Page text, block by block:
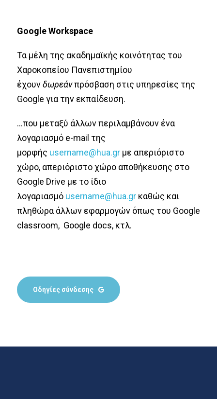
Google Workspace
Τα μέλη της ακαδημαϊκής κοινότητας του
Χαροκοπείου Πανεπιστημίου
έχουνδωρεάνπρόσβαση στις υπηρεσίες της
Google για την εκπαίδευση.
…που μεταξύ άλλων περιλαμβάνουν ένα
λογαριασμό e-mail της
μορφής username@hua.gr με απεριόριστο
χώρο, απεριόριστο χώρο αποθήκευσης στο
Google Drive με το ίδιο
λογαριασμό username@hua.gr καθώς και
πληθώρα άλλων εφαρμογών όπως του Google
classroom, Google docs, κτλ.
Οδηγίες σύνδεσης